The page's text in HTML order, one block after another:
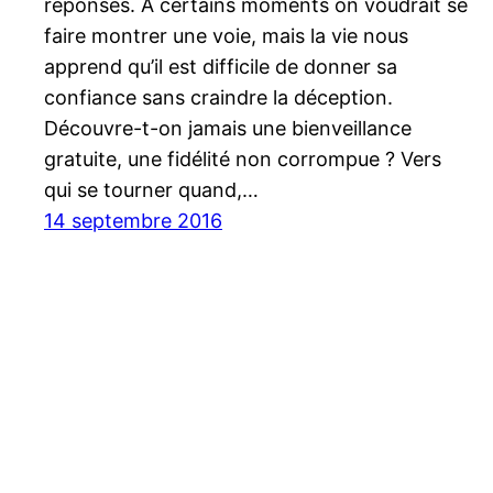
réponses. À certains moments on voudrait se
faire montrer une voie, mais la vie nous
apprend qu’il est difficile de donner sa
confiance sans craindre la déception.
Découvre-t-on jamais une bienveillance
gratuite, une fidélité non corrompue ? Vers
qui se tourner quand,…
14 septembre 2016